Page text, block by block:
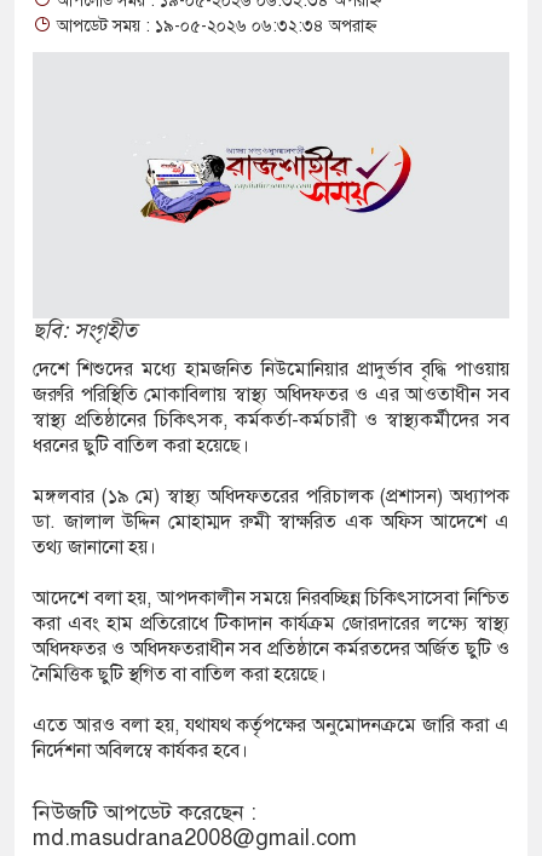
ইয়াবা, ট্যাপেন্টাডল ট্যাবলেট সহ মাদক কারবারী
মুখোমুখি সংঘর্ষে নিহত বেড়ে ৯
থেকে দ্বিতীয় দিন শেষ করল বাংলাদেশ
ইয়েমেনের সেনাঘাঁটি ইরান সমর্থিত হুথির নিশানায়,
ইয়ুথ চেঞ্জমেকার্স নেটওয়ার্কের উদ্যোগে
আক্রান্ত অসহায় রোগীর পাশে পুঠিয়ার এসিল্যান্ড
পরিচয়ে দুইজন আটক, আবারও
দিচ্ছেন ‘মতিউর’! সন্দেহজনক চলাফেরায় প্রশ্ন
আপডেট সময় : ১৯-০৫-২০২৬ ০৬:৩২:৩৪ অপরাহ্ন
ছবি: সংগৃহীত
দেশে শিশুদের মধ্যে হামজনিত নিউমোনিয়ার প্রাদুর্ভাব বৃদ্ধি পাওয়ায়
জরুরি পরিস্থিতি মোকাবিলায় স্বাস্থ্য অধিদফতর ও এর আওতাধীন সব
স্বাস্থ্য প্রতিষ্ঠানের চিকিৎসক, কর্মকর্তা-কর্মচারী ও স্বাস্থ্যকর্মীদের সব
ধরনের ছুটি বাতিল করা হয়েছে।
মঙ্গলবার (১৯ মে) স্বাস্থ্য অধিদফতরের পরিচালক (প্রশাসন) অধ্যাপক
ডা. জালাল উদ্দিন মোহাম্মদ রুমী স্বাক্ষরিত এক অফিস আদেশে এ
তথ্য জানানো হয়।
আদেশে বলা হয়, আপদকালীন সময়ে নিরবচ্ছিন্ন চিকিৎসাসেবা নিশ্চিত
করা এবং হাম প্রতিরোধে টিকাদান কার্যক্রম জোরদারের লক্ষ্যে স্বাস্থ্য
অধিদফতর ও অধিদফতরাধীন সব প্রতিষ্ঠানে কর্মরতদের অর্জিত ছুটি ও
নৈমিত্তিক ছুটি স্থগিত বা বাতিল করা হয়েছে।
এতে আরও বলা হয়, যথাযথ কর্তৃপক্ষের অনুমোদনক্রমে জারি করা এ
নির্দেশনা অবিলম্বে কার্যকর হবে।
নিউজটি আপডেট করেছেন :
md.masudrana2008@gmail.com